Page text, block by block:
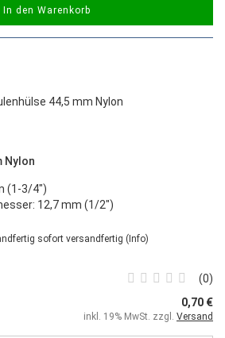
In den Warenkorb
Nylon
(1-3/4")
12,7 mm (1/2")
sofort versandfertig (Info)
0
0,70 €
inkl. 19% MwSt. zzgl. Versand